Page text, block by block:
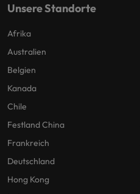
Unsere Standorte
Afrika
Australien
Belgien
Kanada
Chile
Festland China
Frankreich
Deutschland
Hong Kong